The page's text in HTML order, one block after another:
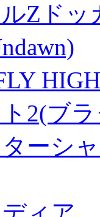
Zド
HIGH
2(ブ
ーシ